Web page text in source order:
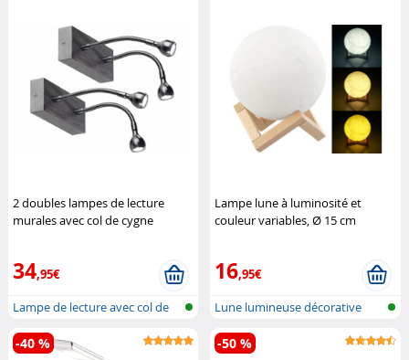
2 doubles lampes de lecture
murales avec col de cygne
34,95€
Lampe de lecture avec col de
cygne
Lampe lune à luminosité et
couleur variables, Ø 15 cm
16,95€
Lune lumineuse décorative
dimmable
-40 % -50 %